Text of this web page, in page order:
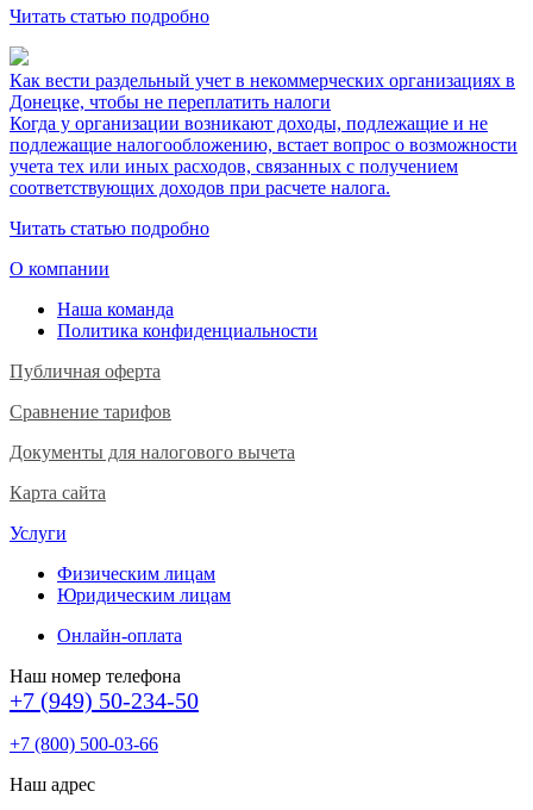
Читать статью подробно
Как вести раздельный учет в некоммерческих организациях в
Донецке, чтобы не переплатить налоги
Когда у организации возникают доходы, подлежащие и не
подлежащие налогообложению, встает вопрос о возможности
учета тех или иных расходов, связанных с получением
соответствующих доходов при расчете налога.
Читать статью подробно
О компании
Наша команда
Политика конфиденциальности
Публичная оферта
Сравнение тарифов
Документы для налогового вычета
Карта сайта
Услуги
Физическим лицам
Юридическим лицам
Онлайн-оплата
Наш номер телефона
+7 (949) 50-234-50
+7 (800) 500-03-66
Наш адрес